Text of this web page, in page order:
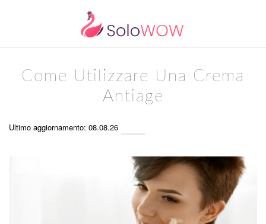
Come Utilizzare Una Crema
Antiage
Ultimo aggiornamento: 08.08.26